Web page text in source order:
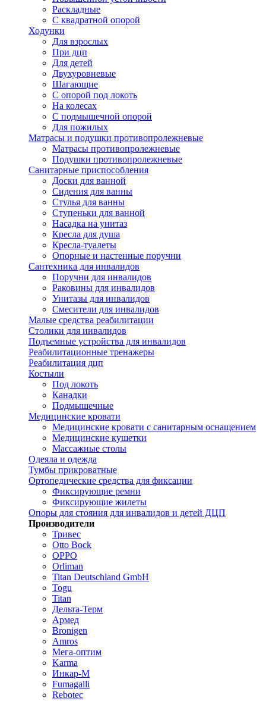
Раскладные
С квадратной опорой
Ходунки
Для взрослых
При дцп
Для детей
Двухуровневые
Шагающие
С опорой под локоть
На колесах
С подмышечной опорой
Для пожилых
Матрасы и подушки противопролежневые
Матрасы противопролежневые
Подушки противопролежневые
Санитарные приспособления
Доски для ванной
Сидения для ванны
Стулья для ванны
Ступеньки для ванной
Насадка на унитаз
Кресла для душа
Кресла-туалеты
Опорные и настенные поручни
Сантехника для инвалидов
Поручни для инвалидов
Раковины для инвалидов
Унитазы для инвалидов
Смесители для инвалидов
Малые средства реабилитации
Столики для инвалидов
Подъемные устройства для инвалидов
Реабилитационные тренажеры
Реабилитация дцп
Костыли
Под локоть
Канадки
Подмышечные
Медицинские кровати
Медицинские кровати с санитарным оснащением
Медицинские кушетки
Массажные столы
Одеяла и одежда
Тумбы прикроватные
Ортопедические средства для фиксации
Фиксирующие ремни
Фиксирующие жилеты
Опоры для стояния для инвалидов и детей ДЦП
Производители
Тривес
Otto Bock
OPPO
Orliman
Titan Deutschland GmbH
Togu
Titan
Дельта-Терм
Армед
Bronigen
Amros
Мега-оптим
Karma
Инкар-М
Fumagalli
Rebotec